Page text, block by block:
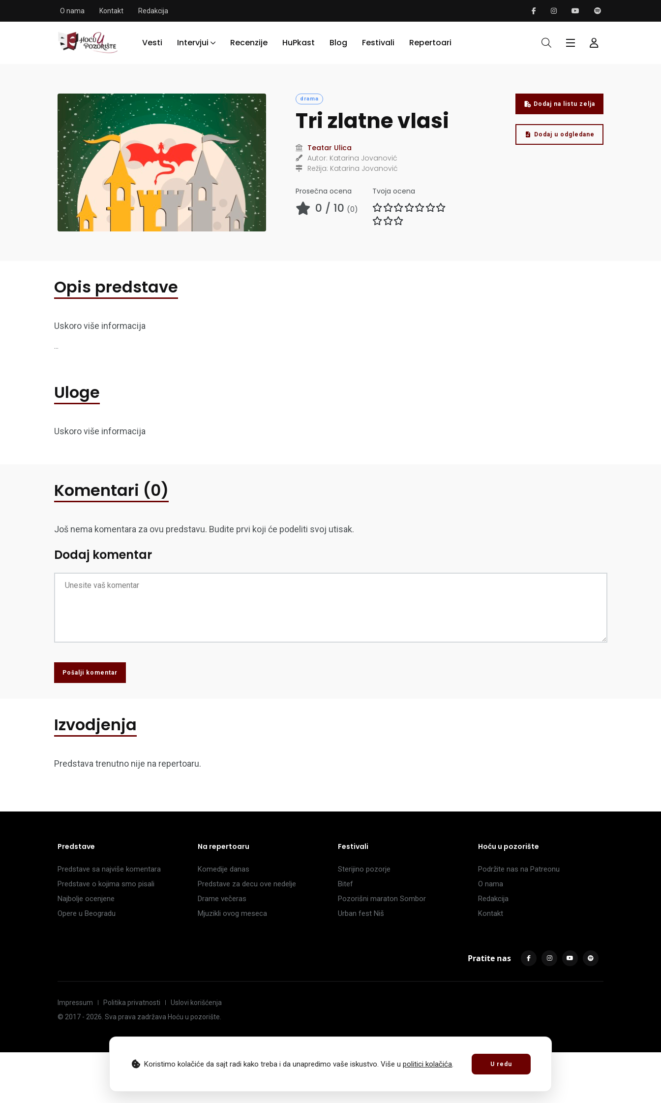
O nama Kontakt Redakcija
Vesti Intervjui Recenzije HuPkast Blog Festivali Repertoari
drama
Tri zlatne vlasi
Teatar Ulica
Autor: Katarina Jovanović
Režija: Katarina Jovanović
Prosečna ocena
0 / 10 (0)
Tvoja ocena
Dodaj na listu zelja
Dodaj u odgledane
Opis predstave
Uskoro više informacija
...
Uloge
Uskoro više informacija
Komentari (0)
Još nema komentara za ovu predstavu. Budite prvi koji će podeliti svoj utisak.
Dodaj komentar
Pošalji komentar
Izvodjenja
Predstava trenutno nije na repertoaru.
Koristimo kolačiće da sajt radi kako treba i da unapredimo vaše iskustvo. Više u politici kolačića. U redu
Predstave
Predstave sa najviše komentara
Predstave o kojima smo pisali
Najbolje ocenjene
Opere u Beogradu
Na repertoaru
Komedije danas
Predstave za decu ove nedelje
Drame večeras
Mjuzikli ovog meseca
Festivali
Sterijino pozorje
Bitef
Pozorišni maraton Sombor
Urban fest Niš
Hoću u pozorište
Podržite nas na Patreonu
O nama
Redakcija
Kontakt
Pratite nas
Impressum Politika privatnosti
Uslovi korišćenja
© 2017 - 2026 . Sva prava zadržava Hoću u pozorište.